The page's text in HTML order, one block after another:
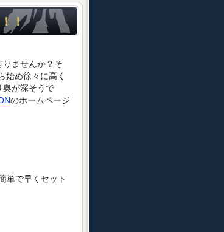
！
ませんか？そ
始め徐々に高く
奥が深そうで
のホームページ
単で早くセット